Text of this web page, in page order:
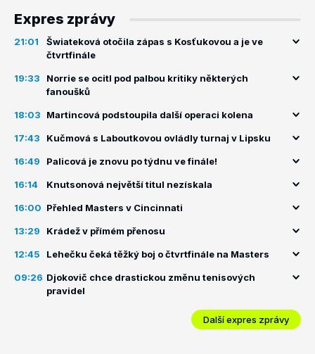
Expres zprávy
21:01
Šwiateková otočila zápas s Kosťukovou a je ve
čtvrtfinále
19:33
Norrie se ocitl pod palbou kritiky některých
fanoušků
18:03 Martincová podstoupila další operaci kolena
17:43 Kučmová s Laboutkovou ovládly turnaj v Lipsku
16:49 Palicová je znovu po týdnu ve finále!
16:14 Knutsonová největší titul nezískala
16:00 Přehled Masters v Cincinnati
13:29 Krádež v přímém přenosu
12:45 Lehečku čeká těžký boj o čtvrtfinále na Masters
09:26 Djokovič chce drastickou změnu tenisových
pravidel
Další expres zprávy